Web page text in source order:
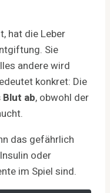
hat die Leber
Sie
andere wird
konkret: Die
ab, obwohl der
das gefährlich
oder
im Spiel sind.